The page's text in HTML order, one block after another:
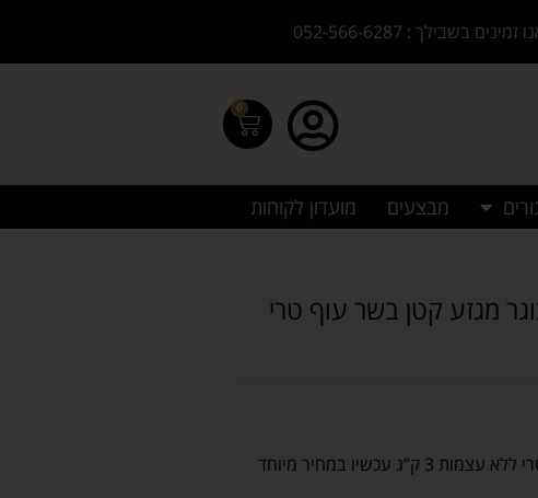
זמינים בשבילך : 052-566-6287
0
מבצעים מועדון לקוחות
בוגר מגזע קטן בשר עוף טרי